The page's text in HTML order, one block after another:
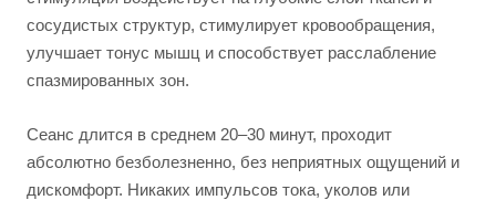
сосудистых структур, стимулирует кровообращения,
улучшает тонус мышц и способствует расслабление
спазмированных зон.
Сеанс длится в среднем 20–30 минут, проходит
абсолютно безболезненно, без неприятных ощущений и
дискомфорт. Никаких импульсов тока, уколов или